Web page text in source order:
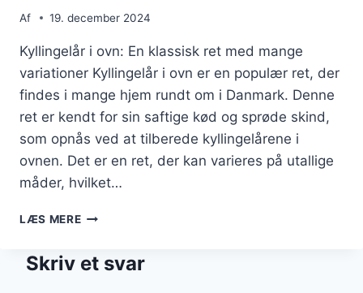
Af 19. december 2024
Kyllingelår i ovn: En klassisk ret med mange
variationer Kyllingelår i ovn er en populær ret, der
findes i mange hjem rundt om i Danmark. Denne
ret er kendt for sin saftige kød og sprøde skind,
som opnås ved at tilberede kyllingelårene i
ovnen. Det er en ret, der kan varieres på utallige
måder, hvilket…
LÆS MEREKYLLINGELÅR
MED
Skriv et svar